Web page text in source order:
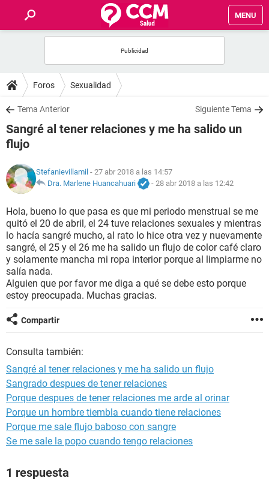
MENU
FOROS
SALUD
FAMILIA
NUTRICIÓN
SEXUALIDAD
GLOSARIO
Foros Sexualidad
Tema Anterior Siguiente Tema
Sangré al tener relaciones y me ha salido un
flujo
Stefanievillamil - 27 abr 2018 a las 14:57
Dra. Marlene Huancahuari
- 28 abr 2018 a las 12:42
Hola, bueno lo que pasa es que mi periodo menstrual se me
quitó el 20 de abril, el 24 tuve relaciones sexuales y mientras
lo hacía sangré mucho, al rato lo hice otra vez y nuevamente
sangré, el 25 y el 26 me ha salido un flujo de color café claro
y solamente mancha mi ropa interior porque al limpiarme no
salía nada.
Alguien que por favor me diga a qué se debe esto porque
estoy preocupada. Muchas gracias.
Compartir
Consulta también:
Sangré al tener relaciones y me ha salido un flujo
Sangrado despues de tener relaciones
Porque despues de tener relaciones me arde al orinar
Porque un hombre tiembla cuando tiene relaciones
Porque me sale flujo baboso con sangre
Se me sale la popo cuando tengo relaciones
1 respuesta